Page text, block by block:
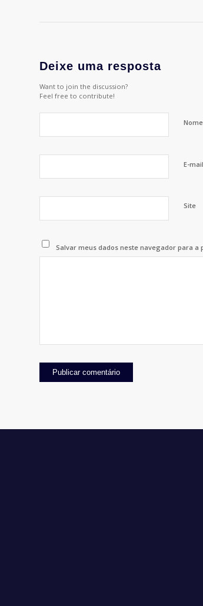
Deixe uma resposta
Want to join the discussion?
Feel free to contribute!
Nome
E-mail
Site
Salvar meus dados neste navegador para a